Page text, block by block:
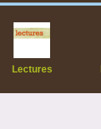
Lectures